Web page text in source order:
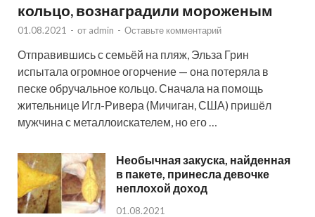
кольцо, вознаградили мороженым
01.08.2021 - от admin - Оставьте комментарий
Отправившись с семьёй на пляж, Эльза Грин
испытала огромное огорчение — она потеряла в
песке обручальное кольцо. Сначала на помощь
жительнице Игл-Ривера (Мичиган, США) пришёл
мужчина с металлоискателем, но его …
Необычная закуска, найденная
в пакете, принесла девочке
неплохой доход
01.08.2021